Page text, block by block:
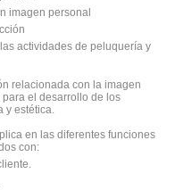
imagen personal
actividades de peluquería y
relacionada con la imagen
el desarrollo de los
estética.
en las diferentes funciones
con: